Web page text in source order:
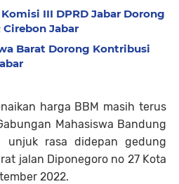
III DPRD Jabar Dorong
Jabar
Barat Dorong Kontribusi
harga BBM masih terus
Mahasiswa Bandung
unjuk rasa didepan gedung
jalan Diponegoro no 27 Kota
2022.